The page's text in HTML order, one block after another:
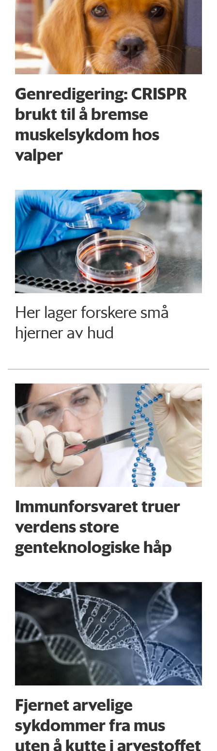
Genredigering: CRISPR
brukt til å bremse
muskelsykdom hos
valper
Her lager forskere små
hjerner av hud
Immunforsvaret truer
verdens store
genteknologiske håp
Fjernet arvelige
sykdommer fra mus
uten å kutte i arvestoffet